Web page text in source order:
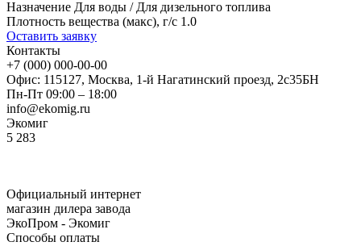
Назначение Для воды / Для дизельного топлива
Плотность вещества (макс), г/с 1.0
Оставить заявку
Контакты
+7 (000) 000-00-00
Офис: 115127, Москва, 1-й Нагатинский проезд, 2с35БН
Пн-Пт 09:00 – 18:00
info@ekomig.ru
Экомиг
5 283
Официальный интернет
магазин дилера завода
ЭкоПром - Экомиг
Способы оплаты